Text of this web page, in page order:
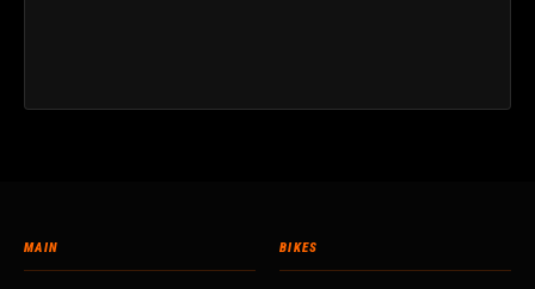
MAIN BIKES